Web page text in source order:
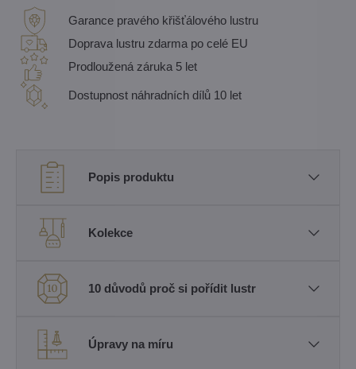
Garance pravého křišťálového lustru
Doprava lustru zdarma po celé EU
Prodloužená záruka 5 let
Dostupnost náhradních dílů 10 let
Popis produktu
Kolekce
10 důvodů proč si pořídit lustr
Úpravy na míru